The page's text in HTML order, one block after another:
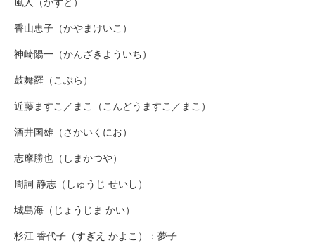
香山恵子（かやまけいこ）
神崎陽一（かんざきよういち）
鼓舞羅（こぶら）
近藤ますこ／まこ（こんどうますこ／まこ）
酒井国雄（さかいくにお）
志摩勝也（しまかつや）
周詞 静志（しゅうじ せいし）
城島海（じょうじま かい）
杉江 香代子（すぎえ かよこ）：夢子